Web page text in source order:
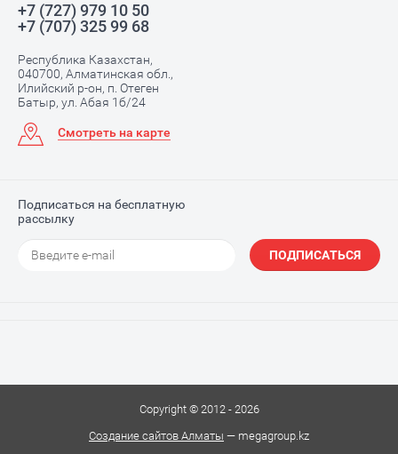
+7 (727) 979 10 50
+7 (707) 325 99 68
Республика Казахстан,
040700, Алматинская обл.,
Илийский р-он, п. Отеген
Батыр, ул. Абая 1б/24
Смотреть на карте
Подписаться на бесплатную
рассылку
ПОДПИСАТЬСЯ
Copyright © 2012 - 2026
Создание сайтов Алматы — megagroup.kz